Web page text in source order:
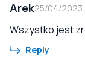
Arek25/04/2023
Wszystko jest
Reply